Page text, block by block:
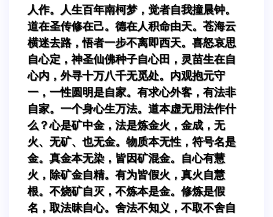
人作。人生百年南柯梦，觉者自我撞晨钟。
道在圣传修在己。德在人积命由天。苍海云
横迷去路，悟者一步不离即西天。喜怒哀思
自心定，神圣仙佛种子自心田，灵苗生在自
心内，外寻十万八千无觅处。内观抱元守
一，一性圆明是自家。有求心外客，有法非
自家。一个身心生万法。道本虚无用法作什
么？心是矿中金，法是炼金火，金成，无
火、无矿、也无金。物质本无性，符号名是
金。真金本无染，皆因矿混金。自心有慧
火，除矿金自精。有为皆假火，真火自慧
根。不烧矿自灭，不炼本是金。修炼是假
名，取法昧自心。舍法不知义，不取不舍自